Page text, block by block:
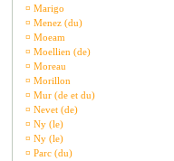
¤ Marigo
¤ Menez (du)
¤ Moeam
¤ Moellien (de)
¤ Moreau
¤ Morillon
¤ Mur (de et du)
¤ Nevet (de)
¤ Ny (le)
¤ Ny (le)
¤ Parc (du)